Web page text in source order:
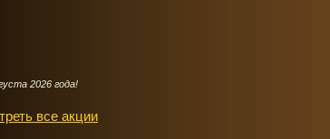
2026 года!
все акции